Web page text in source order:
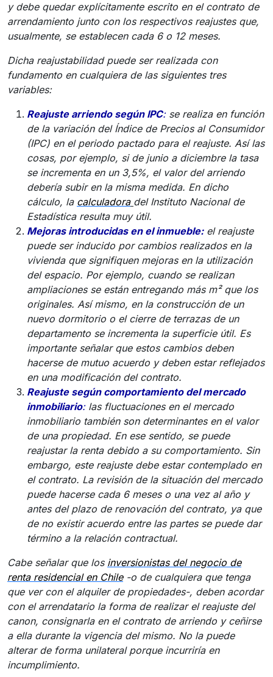
y debe quedar explícitamente escrito en el contrato de
arrendamiento junto con los respectivos reajustes que,
usualmente, se establecen cada 6 o 12 meses.
Dicha reajustabilidad puede ser realizada con
fundamento en cualquiera de las siguientes tres
variables:
Reajuste arriendo según IPC:se realiza en función
de la variación del Índice de Precios al Consumidor
(IPC) en el periodo pactado para el reajuste. Así las
cosas, por ejemplo, si de junio a diciembre la tasa
se incrementa en un 3,5%, el valor del arriendo
debería subir en la misma medida. En dicho
cálculo, la calculadora del Instituto Nacional de
Estadística resulta muy útil.
Mejoras introducidas en el inmueble:el reajuste
puede ser inducido por cambios realizados en la
vivienda que signifiquen mejoras en la utilización
del espacio. Por ejemplo, cuando se realizan
ampliaciones se están entregando más m² que los
originales. Así mismo, en la construcción de un
nuevo dormitorio o el cierre de terrazas de un
departamento se incrementa la superficie útil. Es
importante señalar que estos cambios deben
hacerse de mutuo acuerdo y deben estar reflejados
en una modificación del contrato.
Reajuste según comportamiento del mercado
inmobiliario:las fluctuaciones en el mercado
inmobiliario también son determinantes en el valor
de una propiedad. En ese sentido, se puede
reajustar la renta debido a su comportamiento. Sin
embargo, este reajuste debe estar contemplado en
el contrato. La revisión de la situación del mercado
puede hacerse cada 6 meses o una vez al año y
antes del plazo de renovación del contrato, ya que
de no existir acuerdo entre las partes se puede dar
término a la relación contractual.
Cabe señalar que los inversionistas del negocio de
renta residencial en Chile-o de cualquiera que tenga
que ver con el alquiler de propiedades-, deben acordar
con el arrendatario la forma de realizar el reajuste del
canon, consignarla en el contrato de arriendo y ceñirse
a ella durante la vigencia del mismo. No la puede
alterar de forma unilateral porque incurriría en
incumplimiento.